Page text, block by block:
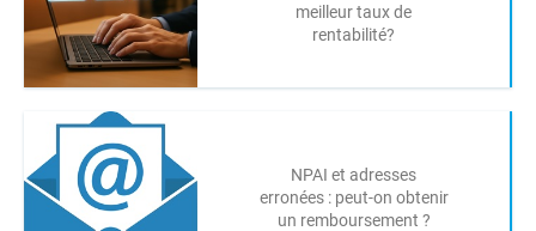
meilleur taux de
rentabilité?
NPAI et adresses
erronées : peut-on obtenir
un remboursement ?